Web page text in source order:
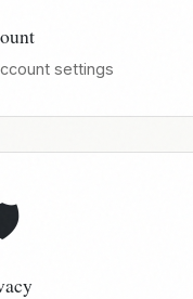
settings